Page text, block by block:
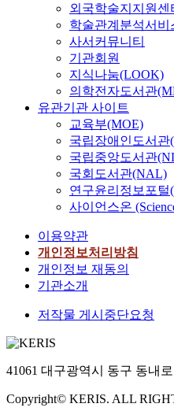
외국학술지지원센
학술관계분석서비
사서커뮤니티
기관회원
지식나눔(LOOK)
의학전자도서관
유관기관 사이트
교육부(MOE)
국립장애인도서관
국립중앙도서관
국회도서관(NAL)
연구윤리정보포털
사이언스온
이용약관
개인정보처리방침
개인정보 재동의
기관소개
저작물 게시중단요청
41061 대구광역시 동구 동내
Copyright© KERIS. ALL